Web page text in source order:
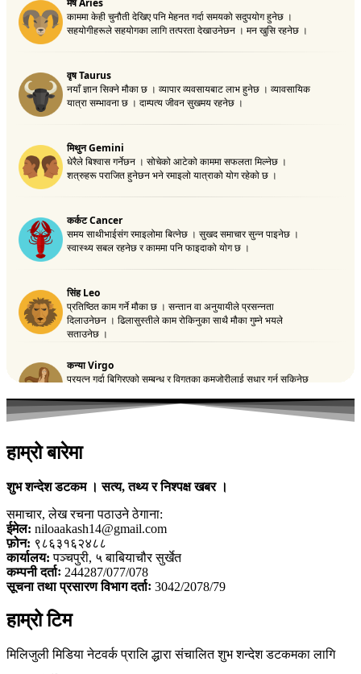
हाम्रो बारेमा
शुभ शन्देश डटकम । सत्य, तथ्य र निश्पक्ष खबर ।
समाचार, लेख रचना पठाउने ठेगाना:
ईमेल: niloaakash14@gmail.com
फ़ोन: ९८६३१६२४८८
कार्यालय: पञ्चपुरी, ५ बाबियाचौर सुर्खेत
कम्पनी दर्ताः 244287/077/078
सूचना तथा प्रसारण विभाग दर्ताः 3042/2078/79
हाम्रो टिम
मिलिजुली मिडिया नेटवर्क प्रालि द्धारा संचालित शुभ शन्देश डटकमका लागि